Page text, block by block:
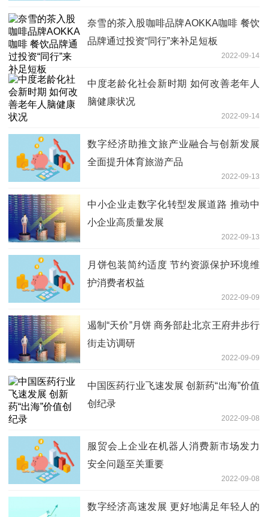
奈雪的茶入股咖啡品牌AOKKA咖啡 餐饮
品牌通过投资“同行”来补足短板
2022-09-14
中度老龄化社会新时期 如何改善老年人
脑健康状况
2022-09-14
数字经济助推文旅产业融合与创新发展
全面提升体育旅游产品
2022-09-13
中小企业走数字化转型发展道路 推动中
小企业高质量发展
2022-09-13
月饼包装简约适度 节约资源保护环境维
护消费者权益
2022-09-09
遏制“天价”月饼 商务部赴北京王府井步行
街走访调研
2022-09-09
中国医药行业飞速发展 创新药“出海”价值
创纪录
2022-09-08
服贸会上企业在机器人消费新市场发力
安全问题至关重要
2022-09-08
数字经济高速发展 更好地满足年轻人的